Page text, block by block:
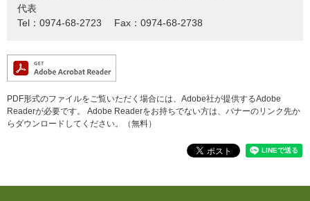
代表
Tel：0974-68-2723
Fax：0974-68-2738
PDF形式のファイルをご覧いただく場合には、Adobe社が提供するAdobe
Readerが必要です。
Adobe Readerをお持ちでない方は、バナーのリンク先か
らダウンロードしてください。（無料）